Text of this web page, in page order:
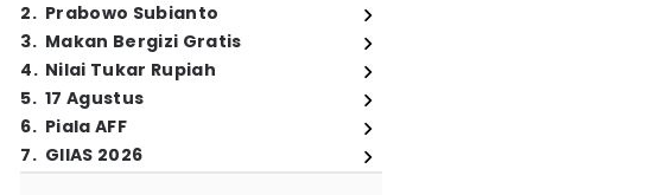
2. Prabowo Subianto
3. Makan Bergizi Gratis
4. Nilai Tukar Rupiah
5. 17 Agustus
6. Piala AFF
7. GIIAS 2026